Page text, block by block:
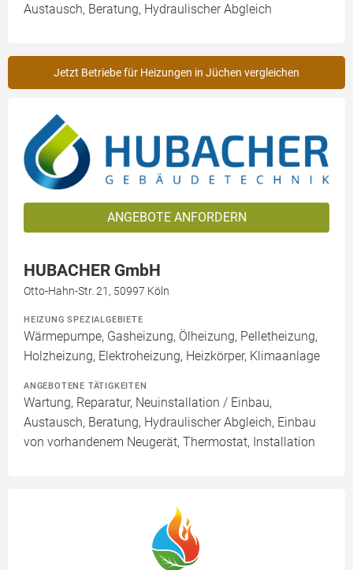
Austausch, Beratung, Hydraulischer Abgleich
Jetzt Betriebe für Heizungen in Jüchen vergleichen
ANGEBOTE ANFORDERN
HUBACHER GmbH
Otto-Hahn-Str. 21, 50997 Köln
HEIZUNG SPEZIALGEBIETE
Wärmepumpe, Gasheizung, Ölheizung, Pelletheizung,
Holzheizung, Elektroheizung, Heizkörper, Klimaanlage
ANGEBOTENE TÄTIGKEITEN
Wartung, Reparatur, Neuinstallation / Einbau,
Austausch, Beratung, Hydraulischer Abgleich, Einbau
von vorhandenem Neugerät, Thermostat, Installation